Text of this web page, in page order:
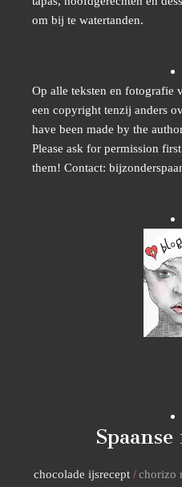
om bij te watertanden.
Op alle teksten en fotografie
een copyright tenzij anders
have been made by the
Please ask for permission
them! Contact:
chocolade ijsrecept chorizo